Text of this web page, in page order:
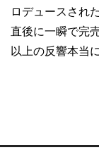
ロデュースされ
直後に一瞬で完
以上の反響本当